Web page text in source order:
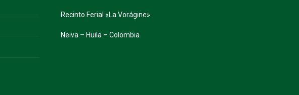
Recinto Ferial «La Vorágine»
Neiva – Huila – Colombia